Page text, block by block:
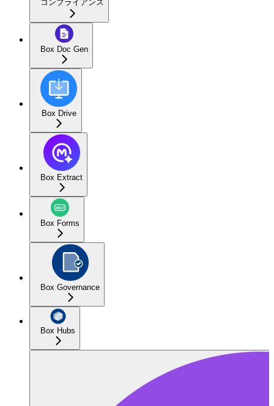
コンプライアンス
Box Doc Gen
Box Drive
Box Extract
Box Forms
Box Governance
Box Hubs